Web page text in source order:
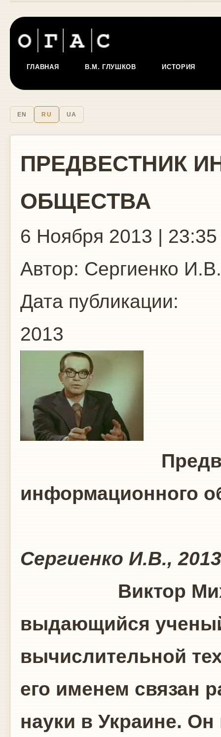
ГЛАВНАЯ В.М. ГЛУШКОВ ИСТОРИЯ
EN RU UA
ПРЕДВЕСТНИК
ОБЩЕСТВА
6 Ноября 2013 | 23:35
Автор: Сергиенко И.В.
Дата публикации:
2013
информационного
Сергиенко И.В.,
Виктор
выдающийся
вычислительной
его именем связан
науки в Украине. Он